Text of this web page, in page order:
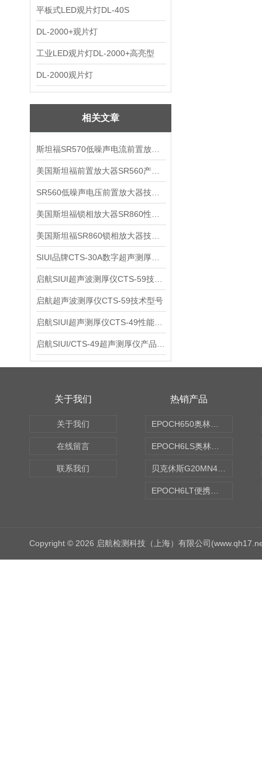
平板式LED观片灯DL-40S
DL-2000+观片灯
工业LED观片灯DL-2000+高亮型
DL-2000观片灯
相关文章
启航超声波测厚仪CTS-59技术型号
关于我们
关于我们
在线留言
联系我们
热销产品
Copyright © 2026 启航检测科技（上海）有限公司